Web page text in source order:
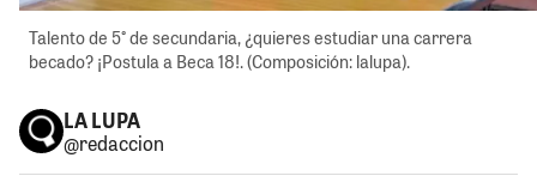
Talento de 5° de secundaria, ¿quieres estudiar una carrera
becado? ¡Postula a Beca 18!. (Composición: lalupa).
LA LUPA
@redaccion